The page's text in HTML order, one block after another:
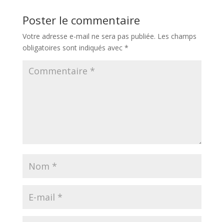
Poster le commentaire
Votre adresse e-mail ne sera pas publiée. Les champs
obligatoires sont indiqués avec *